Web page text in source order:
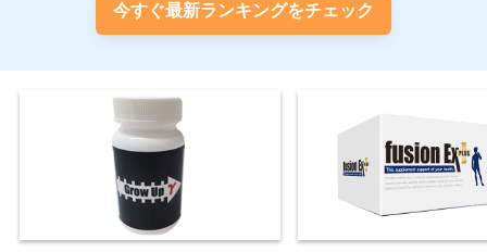
今すぐ最新ランキングをチェック